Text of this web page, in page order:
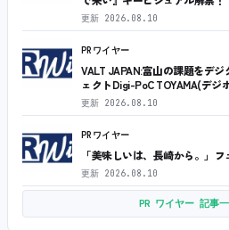
更新 2026.08.10
PRワイヤー
VALT JAPAN:富山の課題をデ
ェクトDigi-PoC TOYAMA(デジ
更新 2026.08.10
PRワイヤー
「美味しいは、長崎から。」
更新 2026.08.10
PR ワイヤー 記事